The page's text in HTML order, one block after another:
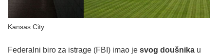
Kansas City
Federalni biro za istrage (FBI) imao je svog doušnika u